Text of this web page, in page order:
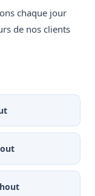
chaque jour
de nos clients